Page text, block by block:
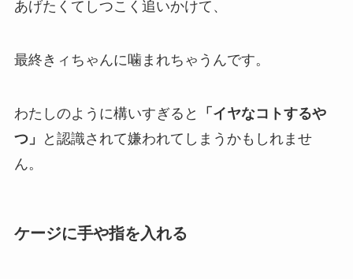
あげたくてしつこく追いかけて、
最終きィちゃんに噛まれちゃうんです。
わたしのように構いすぎると
「イヤなコトするや
つ」
と認識されて嫌われてしまうかもしれませ
ん。
ケージに手や指を入れる